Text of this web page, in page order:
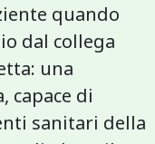
quando
dal collega
una
capace di
sanitari della